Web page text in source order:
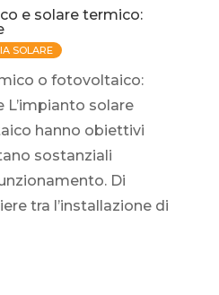
e solare termico:
SOLARE
o fotovoltaico:
L’impianto solare
hanno obiettivi
sostanziali
Di
tra l’installazione di